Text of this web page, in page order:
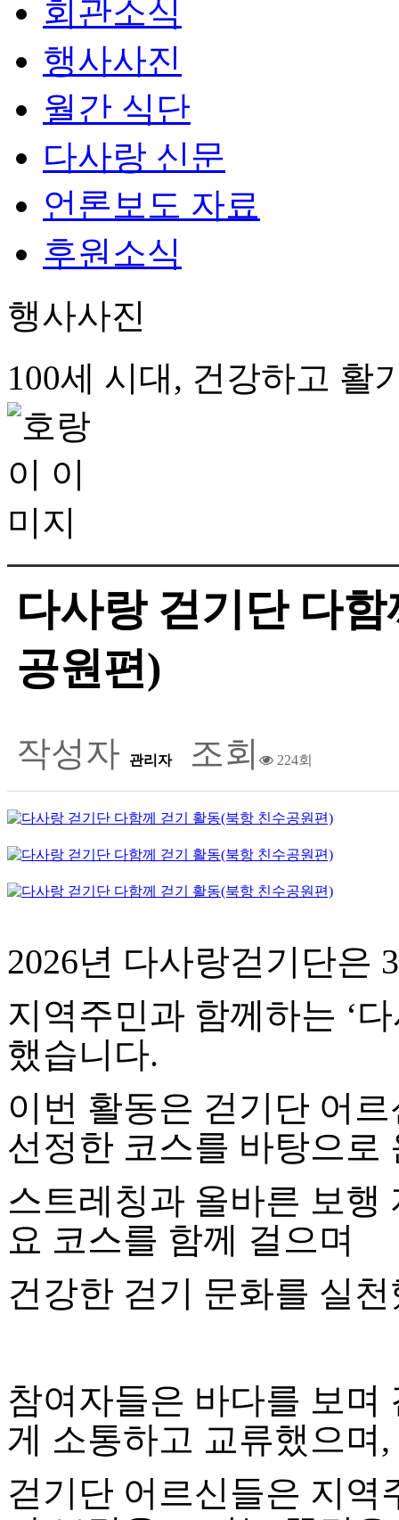
회관소식
행사사진
월간 식단
다사랑 신문
언론보도 자료
후원소식
행사사진
100세 시대, 건강하고 활
다사랑 걷기단 다
공원편)
작성자 관리자 조회 224회
2026년 다사랑걷기단은
지역주민과 함께하는 ‘
했습니다.
이번 활동은 걷기단 어
선정한 코스를 바탕으
스트레칭과 올바른 보행
요 코스를 함께 걸으며
건강한 걷기 문화를 실
참여자들은 바다를 보며
게 소통하고 교류했으며,
걷기단 어르신들은 지역